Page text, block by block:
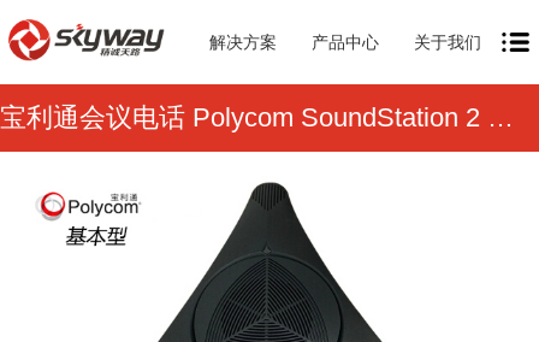
解决方案 产品中心 关于我们
宝利通会议电话 Polycom SoundStation 2 基本型